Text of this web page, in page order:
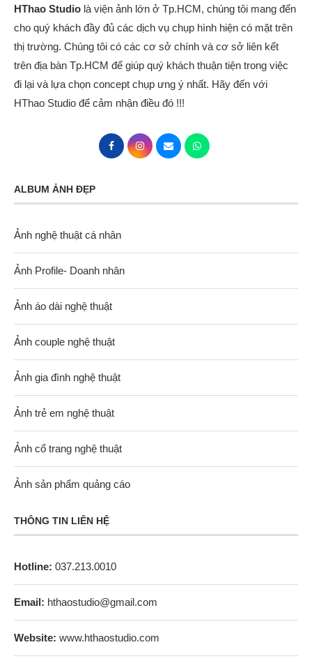
HThao Studio là viện ảnh lớn ở Tp.HCM, chúng tôi mang đến
cho quý khách đầy đủ các dịch vụ chụp hình hiện có mặt trên
thị trường. Chúng tôi có các cơ sở chính và cơ sở liên kết
trên địa bàn Tp.HCM để giúp quý khách thuận tiện trong việc
đi lại và lựa chọn concept chụp ưng ý nhất. Hãy đến với
HThao Studio để cảm nhận điều đó !!!
ALBUM ẢNH ĐẸP
Ảnh nghệ thuật cá nhân
Ảnh Profile- Doanh nhân
Ảnh áo dài nghệ thuật
Ảnh couple nghệ thuật
Ảnh gia đình nghệ thuật
Ảnh trẻ em nghệ thuật
Ảnh cổ trang nghệ thuật
Ảnh sản phẩm quảng cáo
THÔNG TIN LIÊN HỆ
Hotline: 037.213.0010
Email: hthaostudio@gmail.com
Website: www.hthaostudio.com